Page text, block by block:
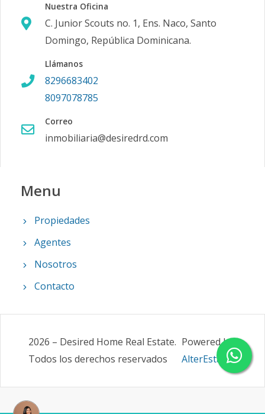
Nuestra Oficina
C. Junior Scouts no. 1, Ens. Naco, Santo
Domingo, República Dominicana.
Llámanos
8296683402
8097078785
Correo
inmobiliaria@desiredrd.com
Menu
Propiedades
Agentes
Nosotros
Contacto
2026 – Desired Home Real Estate.
Todos los derechos reservados
Powered by
AlterEstate